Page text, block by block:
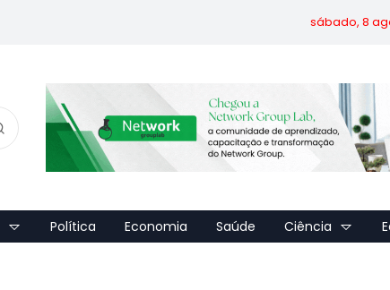
sábado, 8
Política Economia Saúde Ciência